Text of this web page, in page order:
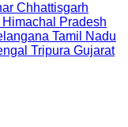
Chhattisgarh
Himachal Pradesh
Tamil Nadu
Tripura Gujarat